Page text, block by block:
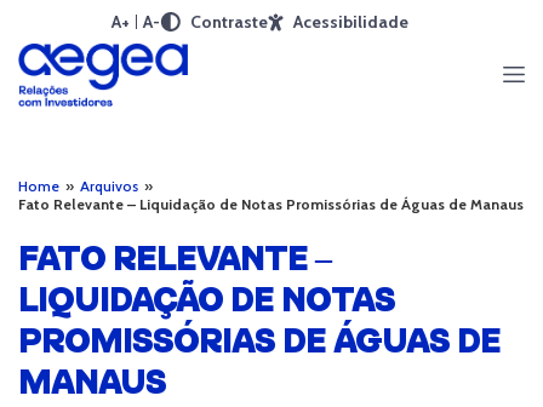
A+ A- Contraste Acessibilidade
Home » Arquivos »
Fato Relevante – Liquidação de Notas Promissórias de Águas de Manaus
FATO RELEVANTE –
LIQUIDAÇÃO DE NOTAS
PROMISSÓRIAS DE ÁGUAS DE
MANAUS